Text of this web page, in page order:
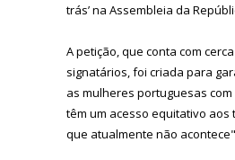
trás’ na Assembleia da
A petição, que conta com
signatários, foi criada para
as mulheres portuguesas
têm um acesso equitativo aos
que atualmente não